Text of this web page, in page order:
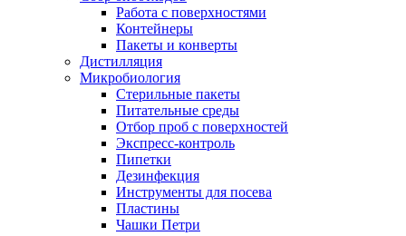
Работа с поверхностями
Контейнеры
Пакеты и конверты
Дистилляция
Микробиология
Стерильные пакеты
Питательные среды
Отбор проб с поверхностей
Экспресс-контроль
Пипетки
Дезинфекция
Инструменты для посева
Пластины
Чашки Петри